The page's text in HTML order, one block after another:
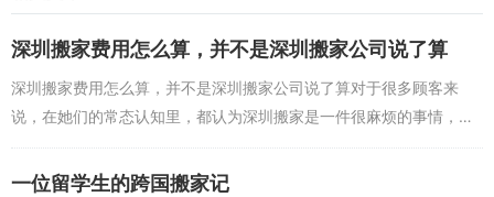
深圳搬家费用怎么算，并不是深圳搬家公司说了算
深圳搬家费用怎么算，并不是深圳搬家公司说了算对于很多顾客来
说，在她们的常态认知里，都认为深圳搬家是一件很麻烦的事情，并
且，寻找深圳搬家公司搬家的话，深圳搬家价格都是搬家公司说了
算，想要找一家服务优质，...
一位留学生的跨国搬家记